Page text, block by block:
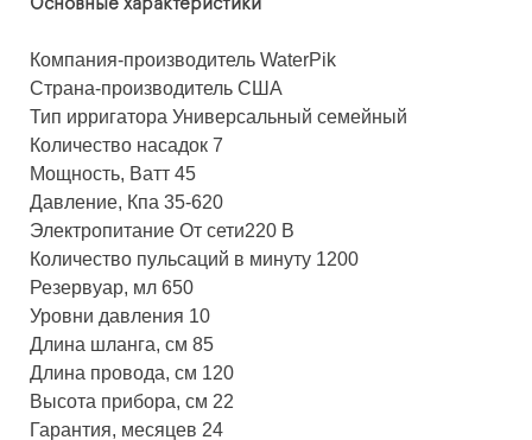
Компания-производитель WaterPik
Страна-производитель США
Тип ирригатора Универсальный семейный
Количество насадок 7
Мощность, Ватт 45
Давление, Кпа 35-620
Электропитание От сети220 В
Количество пульсаций в минуту 1200
Резервуар, мл 650
Уровни давления 10
Длина шланга, см 85
Длина провода, см 120
Высота прибора, см 22
Гарантия, месяцев 24